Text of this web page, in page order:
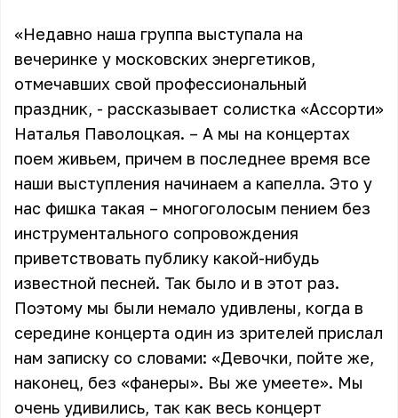
«Недавно наша группа выступала на
вечеринке у московских энергетиков,
отмечавших свой профессиональный
праздник, - рассказывает солистка «Ассорти»
Наталья Паволоцкая. – А мы на концертах
поем живьем, причем в последнее время все
наши выступления начинаем а капелла. Это у
нас фишка такая – многоголосым пением без
инструментального сопровождения
приветствовать публику какой-нибудь
известной песней. Так было и в этот раз.
Поэтому мы были немало удивлены, когда в
середине концерта один из зрителей прислал
нам записку со словами: «Девочки, пойте же,
наконец, без «фанеры». Вы же умеете». Мы
очень удивились, так как весь концерт